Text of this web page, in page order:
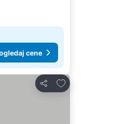
cene
Deli
Dodati u favorite